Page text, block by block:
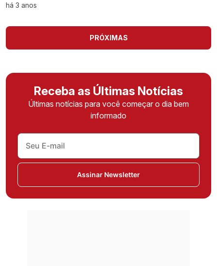
há 3 anos
PRÓXIMAS
Receba as Últimas Notícias
Últimas notícias para você começar o dia bem
informado
Assinar Newsletter